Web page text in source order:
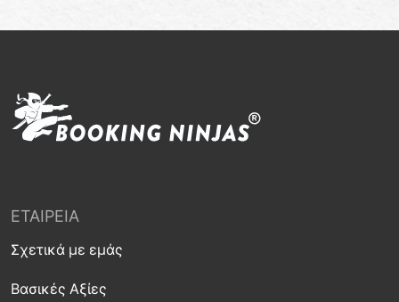
ΕΤΑΙΡΕΊΑ
Σχετικά με εμάς
Βασικές Αξίες